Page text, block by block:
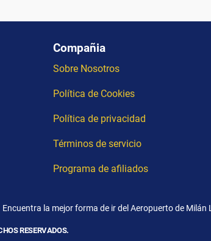
Compañia
Sobre Nosotros
Política de Cookies
Política de privacidad
Términos de servicio
Programa de afiliados
Encuentra la mejor forma de ir del Aeropuerto de Milán
RESERVADOS.